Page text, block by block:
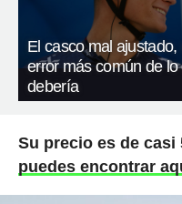
El casco mal ajustado,
error más común de lo
debería
Su precio es de casi
puedes encontrar